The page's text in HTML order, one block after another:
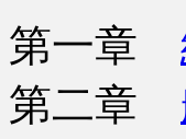
第一章
第二章